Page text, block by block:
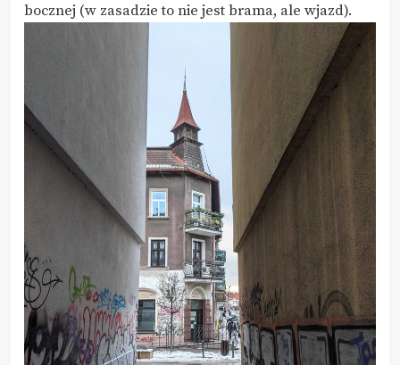
bocznej (w zasadzie to nie jest brama, ale wjazd).